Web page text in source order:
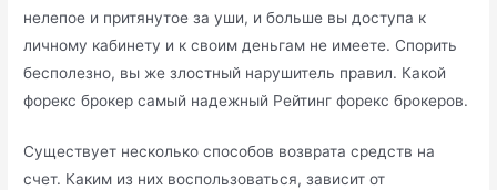
нелепое и притянутое за уши, и больше вы доступа к
личному кабинету и к своим деньгам не имеете. Спорить
бесполезно, вы же злостный нарушитель правил. Какой
форекс брокер самый надежный Рейтинг форекс брокеров.
Существует несколько способов возврата средств на
счет. Каким из них воспользоваться, зависит от